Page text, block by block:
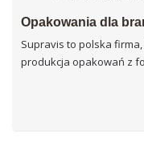
Opakowania dla
Supravis to polska
produkcja opakowań z